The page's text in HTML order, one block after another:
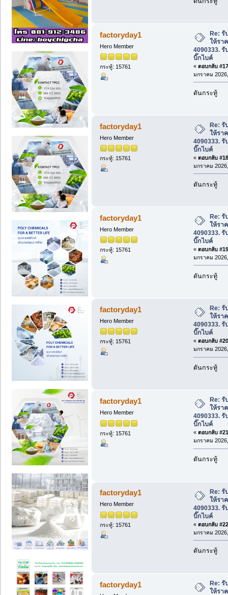
factoryday1
Hero Member
กระทู้: 15761
Re: รั
ให้รา
4090333.
บิ๊กไบค์
« ตอบกลับ
มกราคม
ดันกระทู้
factoryday1
Hero Member
กระทู้: 15761
Re: รั
ให้รา
4090333.
บิ๊กไบค์
« ตอบกลับ
มกราคม
ดันกระทู้
factoryday1
Hero Member
กระทู้: 15761
Re: รั
ให้รา
4090333.
บิ๊กไบค์
« ตอบกลับ
มกราคม
ดันกระทู้
factoryday1
Hero Member
กระทู้: 15761
Re: รั
ให้รา
4090333.
บิ๊กไบค์
« ตอบกลับ
มกราคม
ดันกระทู้
factoryday1
Hero Member
กระทู้: 15761
Re: รั
ให้รา
4090333.
บิ๊กไบค์
« ตอบกลับ
มกราคม
ดันกระทู้
factoryday1
Hero Member
กระทู้: 15761
Re: รั
ให้รา
4090333.
บิ๊กไบค์
« ตอบกลับ
มกราคม
ดันกระทู้
factoryday1
Re: รั
ให้รา